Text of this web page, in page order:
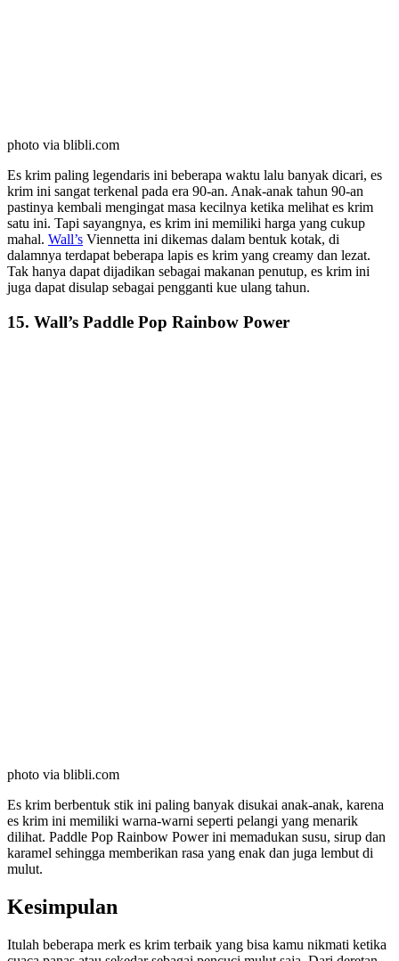
photo via blibli.com
Es krim paling legendaris ini beberapa waktu lalu banyak dicari, es
krim ini sangat terkenal pada era 90-an. Anak-anak tahun 90-an
pastinya kembali mengingat masa kecilnya ketika melihat es krim
satu ini. Tapi sayangnya, es krim ini memiliki harga yang cukup
mahal. Wall’s Viennetta ini dikemas dalam bentuk kotak, di
dalamnya terdapat beberapa lapis es krim yang creamy dan lezat.
Tak hanya dapat dijadikan sebagai makanan penutup, es krim ini
juga dapat disulap sebagai pengganti kue ulang tahun.
15. Wall’s Paddle Pop Rainbow Power
photo via blibli.com
Es krim berbentuk stik ini paling banyak disukai anak-anak, karena
es krim ini memiliki warna-warni seperti pelangi yang menarik
dilihat. Paddle Pop Rainbow Power ini memadukan susu, sirup dan
karamel sehingga memberikan rasa yang enak dan juga lembut di
mulut.
Kesimpulan
Itulah beberapa merk es krim terbaik yang bisa kamu nikmati ketika